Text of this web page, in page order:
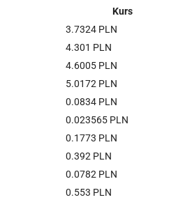
Kurs
3.7324 PLN
4.301 PLN
4.6005 PLN
5.0172 PLN
0.0834 PLN
0.023565 PLN
0.1773 PLN
0.392 PLN
0.0782 PLN
0.553 PLN